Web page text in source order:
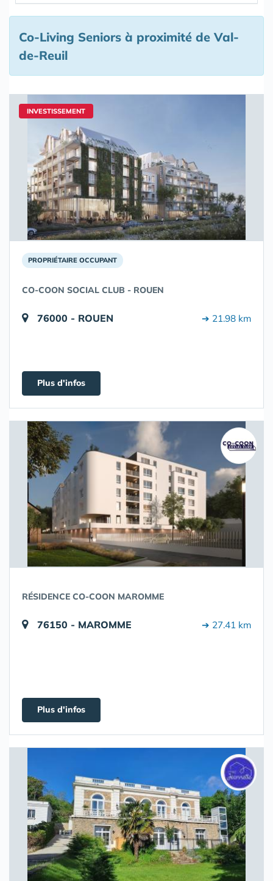
Co-Living Seniors à proximité de Val-
de-Reuil
INVESTISSEMENT
PROPRIÉTAIRE OCCUPANT
CO-COON SOCIAL CLUB - ROUEN
76000 - ROUEN ➔ 21.98 km
Plus d'infos
RÉSIDENCE CO-COON MAROMME
76150 - MAROMME ➔ 27.41 km
Plus d'infos